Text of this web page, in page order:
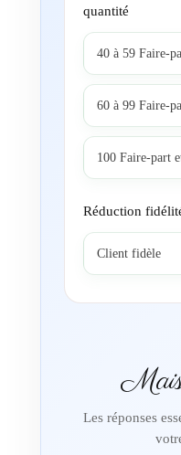
quantité
40 à 59 Faire-
60 à 99 Faire-
100 Faire-part
Réduction
Client fidèle
Les réponses